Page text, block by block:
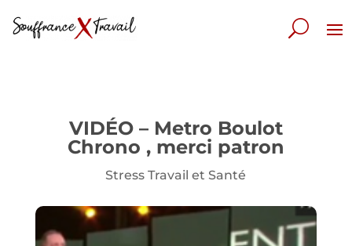
VIDÉO – Metro Boulot
Chrono , merci patron
Stress Travail et Santé